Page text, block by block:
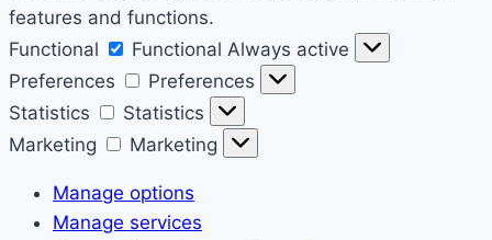
features and functions.
Functional
Functional Always active
Preferences
Preferences
Statistics
Statistics
Marketing
Marketing
Manage options
Manage services